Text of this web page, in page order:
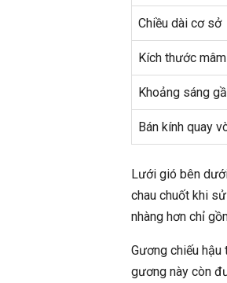
Chiều dài cơ sở
Kích thước mâm
Khoảng sáng
Bán kính quay
Lưới gió bên
chau chuốt khi
nhàng hơn chỉ
Gương chiếu
gương này còn